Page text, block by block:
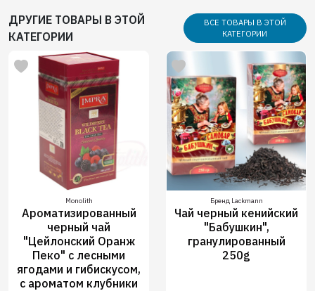
ДРУГИЕ ТОВАРЫ В ЭТОЙ
КАТЕГОРИИ
ВСЕ ТОВАРЫ В ЭТОЙ
КАТЕГОРИИ
Monolith
Ароматизированный
черный чай
"Цейлонский Оранж
Пеко" с лесными
ягодами и гибискусом,
с ароматом клубники
Бренд Lackmann
Чай черный кенийский
"Бабушкин",
гранулированный
250g